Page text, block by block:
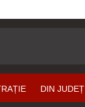
DIN JUDEȚ